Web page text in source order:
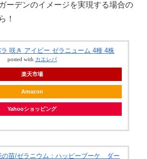
ーデンのイメージを実現する場合の
！
ラ 咲き アイビー ゼラニューム 4種 4株
posted with カエレバ
楽天市場
Amazon
Yahooショッピング
の苗/ゼラニウム：ハッピーブーケ ダー